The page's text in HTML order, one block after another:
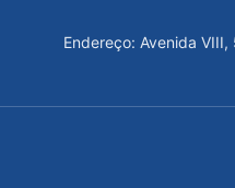
Endereço: Avenida